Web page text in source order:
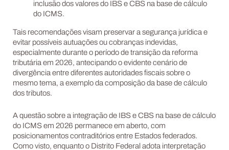
inclusão dos valores do IBS e CBS na base de cálculo
do ICMS.
Tais recomendações visam preservar a segurança jurídica e
evitar possíveis autuações ou cobranças indevidas,
especialmente durante o período de transição da reforma
tributária em 2026, antecipando o evidente cenário de
divergência entre diferentes autoridades fiscais sobre o
mesmo tema, a exemplo da composição da base de cálculo
dos tributos.
A questão sobre a integração de IBS e CBS na base de cálculo
do ICMS em 2026 permanece em aberto, com
posicionamentos contraditórios entre Estados federados.
Como visto, enquanto o Distrito Federal adota interpretação